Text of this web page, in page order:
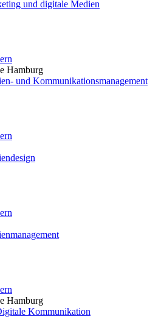
und digitale Medien
Hamburg
und Kommunikationsmanagement
Hamburg
Kommunikation